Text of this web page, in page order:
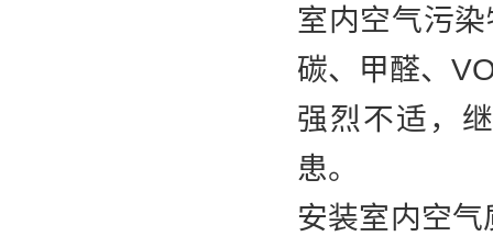
室内空气污
碳、甲醛、
强烈不适，
患。
安装室内空